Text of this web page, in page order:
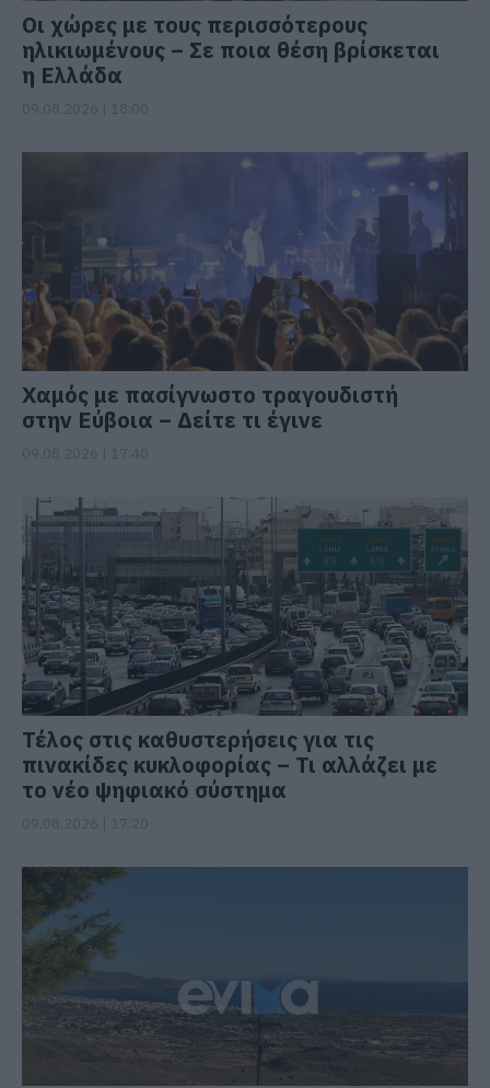
Οι χώρες με τους περισσότερους
ηλικιωμένους – Σε ποια θέση βρίσκεται
η Ελλάδα
Χαμός με πασίγνωστο τραγουδιστή
στην Εύβοια – Δείτε τι έγινε
Τέλος στις καθυστερήσεις για τις
πινακίδες κυκλοφορίας – Τι αλλάζει με
το νέο ψηφιακό σύστημα